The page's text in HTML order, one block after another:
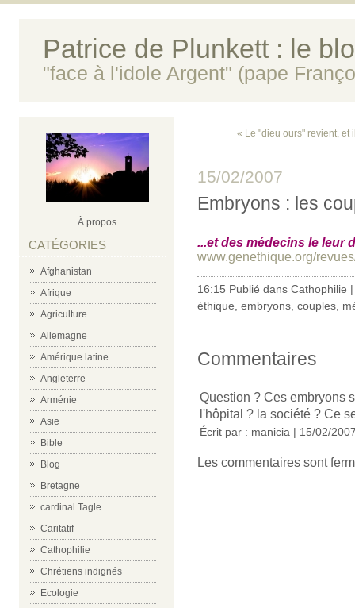
Patrice de Plunkett : le
"face à l'idole Argent" (pape
À propos
CATÉGORIES
Afghanistan
Afrique
Agriculture
Allemagne
Amérique latine
Angleterre
Arménie
Asie
Bible
Blog
Bretagne
cardinal Tagle
Caritatif
Cathophilie
Chrétiens indignés
Ecologie
« Le "dieu ours" revient, et
15/02/2007
Embryons : les
...et des médecins le leur
www.genethique.org/
16:15 Publié dans Cathophilie
éthique embryons couples
Commentaires
Question ? Ces embryons
l'hôpital ? la société ? Ce
Écrit par : manicia | 15/02/
Les commentaires sont